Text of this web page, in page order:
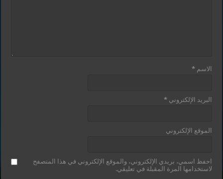
الاسم*
البريد الإلكتروني*
الموقع الإلكتروني
احفظ اسمي، بريدي الإلكتروني، والموقع الإلكتروني في هذا المتصفح
لاستخدامها المرة المقبلة في تعليقي.